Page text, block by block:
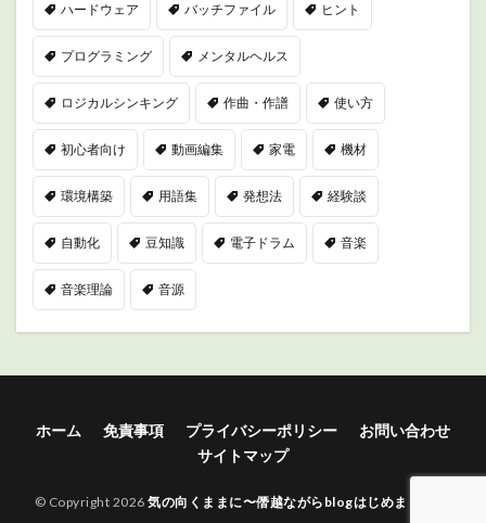
ハードウェア バッチファイル ヒント
プログラミング メンタルヘルス
ロジカルシンキング 作曲・作譜 使い方
初心者向け 動画編集 家電 機材
環境構築 用語集 発想法 経験談
自動化 豆知識 電子ドラム 音楽
音楽理論 音源
ホーム 免責事項 プライバシーポリシー
お問い合わせ
サイトマップ
© Copyright 2026 気の向くままに〜僭越ながらblogはじめました〜